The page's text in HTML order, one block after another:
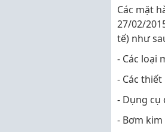
Các mặt
27/02/
tế) như
- Các loại
- Các
- Dụng cụ
- Bơm